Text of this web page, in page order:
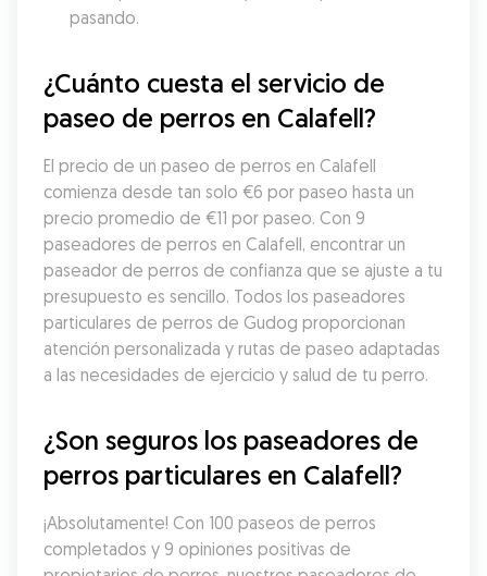
pasando.
¿Cuánto cuesta el servicio de
paseo de perros en Calafell?
El precio de un paseo de perros en Calafell
comienza desde tan solo €6 por paseo hasta un
precio promedio de €11 por paseo. Con 9
paseadores de perros en Calafell, encontrar un
paseador de perros de confianza que se ajuste a tu
presupuesto es sencillo. Todos los paseadores
particulares de perros de Gudog proporcionan
atención personalizada y rutas de paseo adaptadas
a las necesidades de ejercicio y salud de tu perro.
¿Son seguros los paseadores de
perros particulares en Calafell?
¡Absolutamente! Con 100 paseos de perros
completados y 9 opiniones positivas de